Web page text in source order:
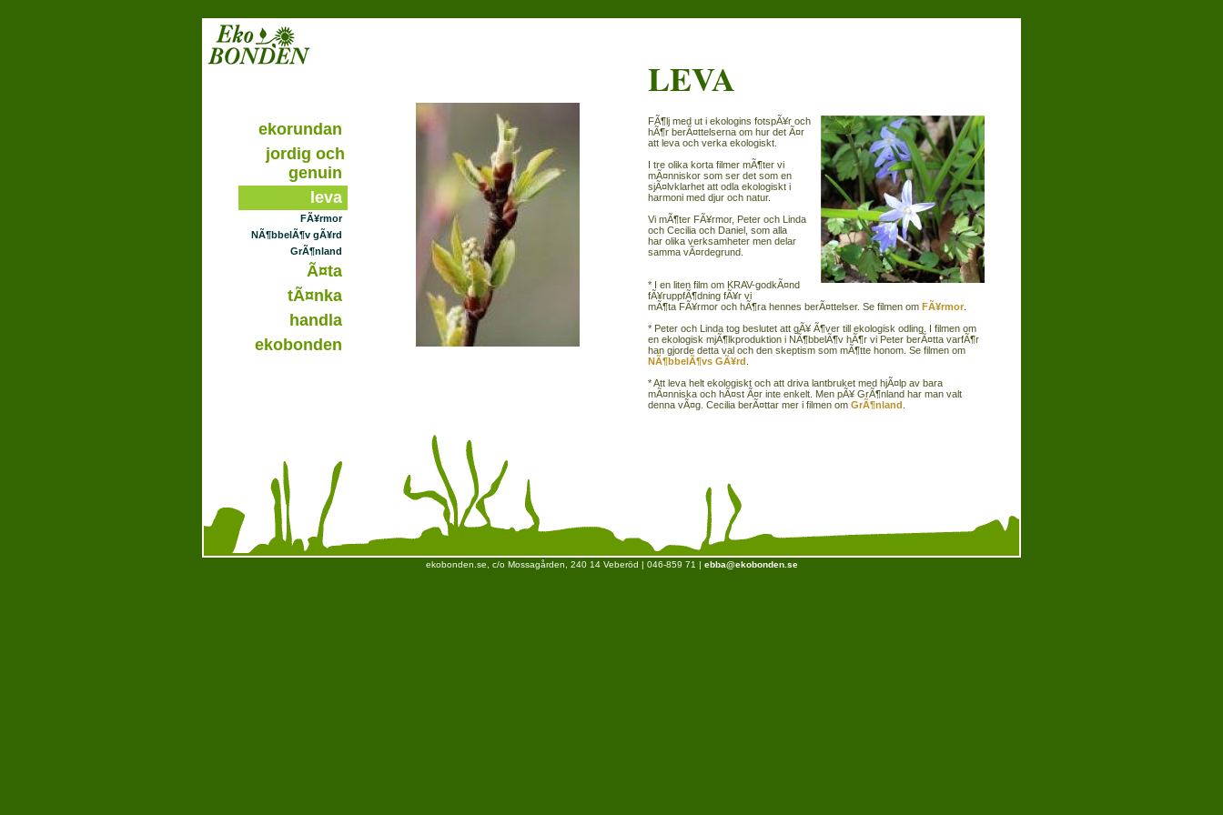
ekorundan
jordig och
genuin
leva
FÃ¥rmor
NÃ¶bbelÃ¶v gÃ¥rd
GrÃ¶nland
Ã¤ta
tÃ¤nka
handla
ekobonden
LEVA
FÃ¶lj med ut i ekologins fotspÃ¥r och
hÃ¶r berÃ¤ttelserna om hur det Ã¤r
att leva och verka ekologiskt.
I tre olika korta filmer mÃ¶ter vi
mÃ¤nniskor som ser det som en
sjÃ¤lvklarhet att odla ekologiskt i
harmoni med djur och natur.
Vi mÃ¶ter FÃ¥rmor, Peter och Linda
och Cecilia och Daniel, som alla
har olika verksamheter men delar
samma vÃ¤rdegrund.
* I en liten film om KRAV-godkÃ¤nd
fÃ¥ruppfÃ¶dning fÃ¥r vi
mÃ¶ta FÃ¥rmor och hÃ¶ra hennes berÃ¤ttelser. Se filmen om FÃ¥rmor
* Peter och Linda tog beslutet att gÃ¥ Ã¶ver till ekologisk odling. I filmen om
en ekologisk mjÃ¶lkproduktion i NÃ¶bbelÃ¶v hÃ¶r vi Peter berÃ¤tta varfÃ¶r
han gjorde detta val och den skeptism som mÃ¶tte honom. Se filmen om
NÃ¶bbelÃ¶vs GÃ¥rd
* Att leva helt ekologiskt och att driva lantbruket med hjÃ¤lp av bara
mÃ¤nniska och hÃ¤st Ã¤r inte enkelt. Men pÃ¥ GrÃ¶nland har man valt
denna vÃ¤g. Cecilia berÃ¤ttar mer i filmen om GrÃ¶nland
ekobonden.se, c/o Mossagården, 240 14 Veberöd | 046-859 71 | ebba@ekobonden.se